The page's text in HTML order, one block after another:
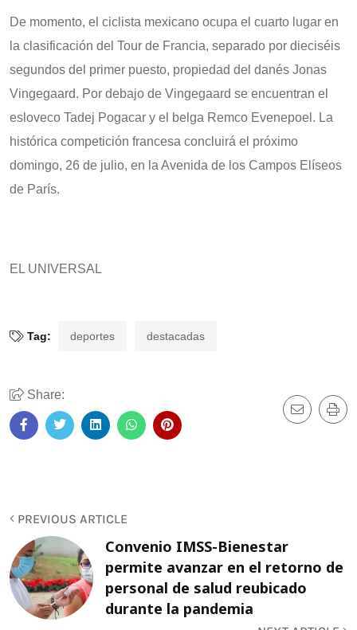
De momento, el ciclista mexicano ocupa el cuarto lugar en
la clasificación del Tour de Francia, separado por dieciséis
segundos del primer puesto, propiedad del danés Jonas
Vingegaard. Por debajo de Vingegaard se encuentran el
esloveco Tadej Pogacar y el belga Remco Evenepoel. La
histórica competición francesa concluirá el próximo
domingo, 26 de julio, en la Avenida de los Campos Elíseos
de París.
EL UNIVERSAL
Tag: deportes destacadas
Share:
PREVIOUS ARTICLE
Convenio IMSS-Bienestar
permite avanzar en el retorno de
personal de salud reubicado
durante la pandemia